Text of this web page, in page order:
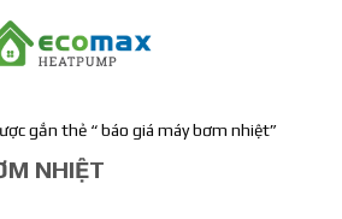
gắn thẻ “ báo giá máy bơm nhiệt”
NHIỆT